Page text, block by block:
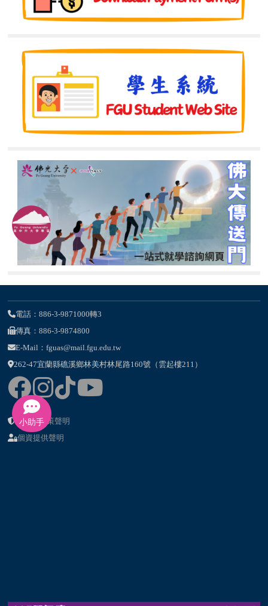
電話：886-3-9871000轉3
傳真：886-3-9874800
E-Mail：fguas@mail.fgu.edu.tw
262-47宜蘭縣礁溪鄉林美村林尾路160號（雲起樓211）
隱私權政策聲明
個資提供聲明
小助手